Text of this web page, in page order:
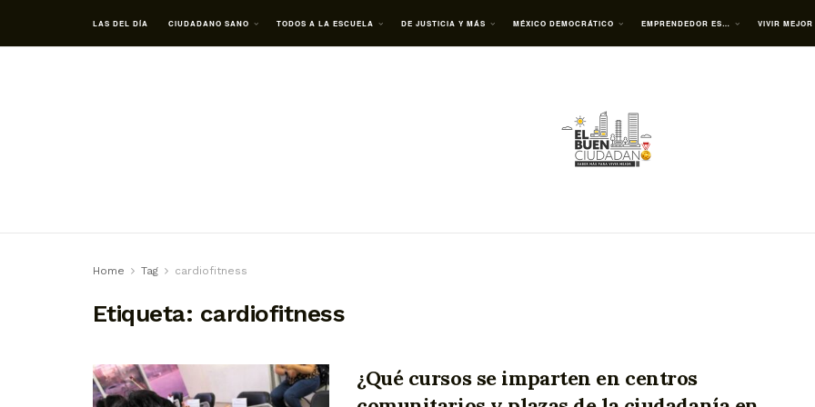
LAS DEL DÍA CIUDADANO SANO TODOS A LA ESCUELA DE JUSTICIA Y MÁS MÉXICO DEMOCRÁTICO EMPRENDEDOR ES… VIVIR MEJOR
Home Tag cardiofitness
Etiqueta: cardiofitness
¿Qué cursos se imparten en centros